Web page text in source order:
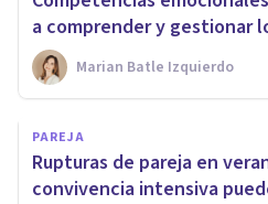
a comprender y gestionar
Marian Batle Izquierdo
PAREJA
Rupturas de pareja en
convivencia intensiva